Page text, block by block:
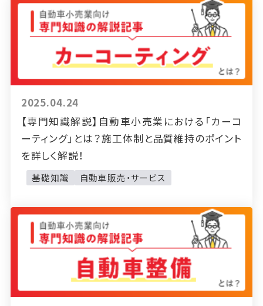
2025.04.24
【専門知識解説】自動車小売業における「カーコ
ーティング」とは？施工体制と品質維持のポイント
を詳しく解説！
基礎知識 自動車販売・サービス